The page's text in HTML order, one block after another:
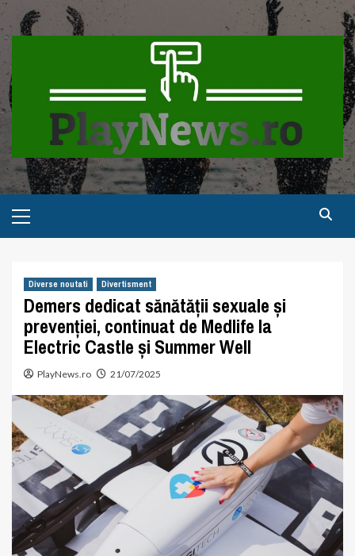
Skip
to
Menu
Diverse noutati Divertisment
Demers dedicat sănătății sexuale și
prevenției, continuat de Medlife la
Electric Castle și Summer Well
PlayNews.ro 21/07/2025